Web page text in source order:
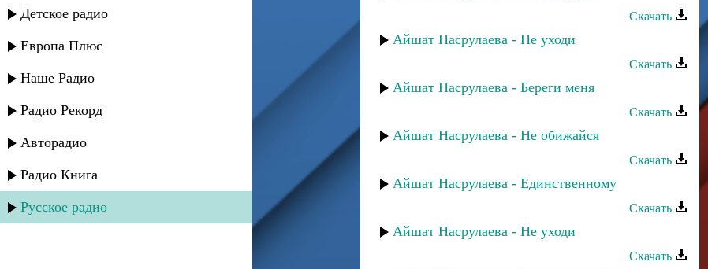
Детское радио
Европа Плюс
Наше Радио
Радио Рекорд
Авторадио
Радио Книга
Русское радио
Скачать
Айшат Насрулаева - Не уходи
Скачать
Айшат Насрулаева - Береги меня
Скачать
Айшат Насрулаева - Не обижайся
Скачать
Айшат Насрулаева - Единственному
Скачать
Айшат Насрулаева - Не уходи
Скачать